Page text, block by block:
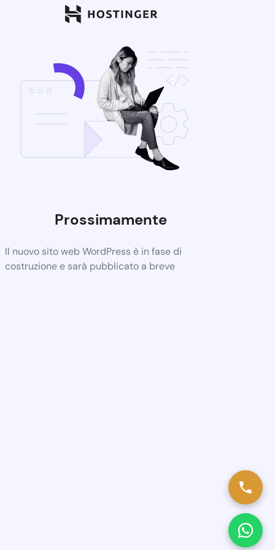
Prossimamente
Il nuovo sito web WordPress è in fase di
costruzione e sarà pubblicato a breve